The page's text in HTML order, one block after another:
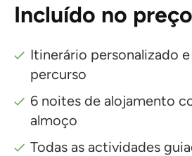
Incluído no preço
Itinerário personalizado
percurso
6 noites de alojamento
almoço
Todas as actividades